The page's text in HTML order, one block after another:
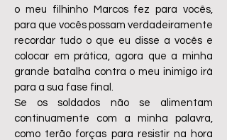
o meu filhinho Marcos fez para vocês,
para que vocês possam verdadeiramente
recordar tudo o que eu disse a vocês e
colocar em prática, agora que a minha
grande batalha contra o meu inimigo irá
para a sua fase final.
Se os soldados não se alimentam
continuamente com a minha palavra,
como terão forças para resistir na hora